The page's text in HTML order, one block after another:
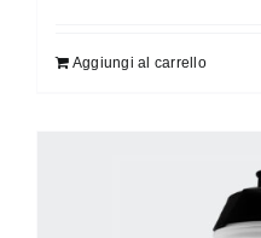
Aggiungi al carrello